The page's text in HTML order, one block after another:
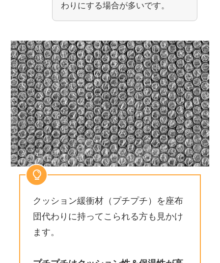
わりにする場合が多いです。
クッション緩衝材（プチプチ）を座布
団代わりに持ってこられる方も見かけ
ます。